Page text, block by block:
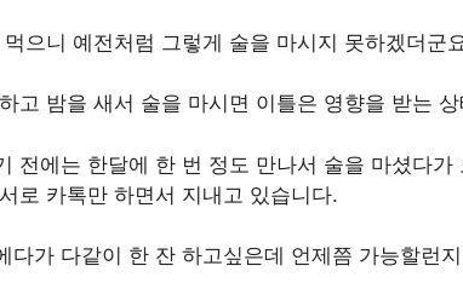
으니 예전처럼 그렇게 술을 마시지 못하겠더군
고 밤을 새서 술을 마시면 이틀은 영향을 받는
전에는 한달에 한 번 정도 만나서 술을 마셨다가
로 카톡만 하면서 지내고 있습니다.
다가 다같이 한 잔 하고싶은데 언제쯤 가능할런